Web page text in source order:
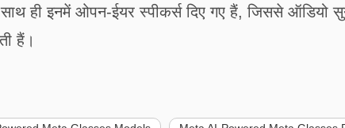
ही इनमें ओपन-ईयर स्पीकर्स दिए गए हैं, जिससे ऑडियो
हैं।